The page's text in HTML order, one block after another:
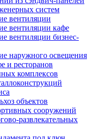
систем
вентиляции
вентиляции кафе
вентиляции бизнес-
наружного освещения
и ресторанов
комплексов
объектов
сооружений
развлекательных